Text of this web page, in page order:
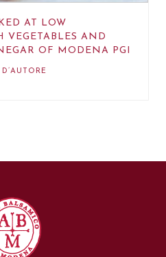
AT LOW
VEGETABLES AND
OF MODENA PGI